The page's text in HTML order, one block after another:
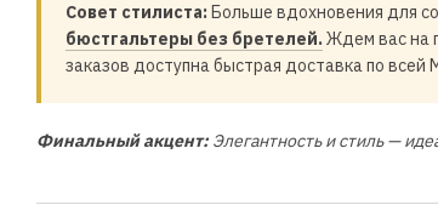
Совет стилиста: Больше вдохновения для
бюстгальтеры без бретелей.Ждем вас на
заказов доступна быстрая доставка по всей
Финальный акцент:Элегантность и стиль —